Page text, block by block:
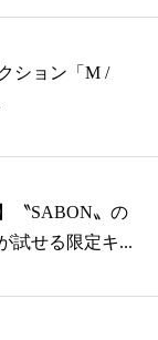
ション「M /
〝SABON〟の
試せる限定キ...